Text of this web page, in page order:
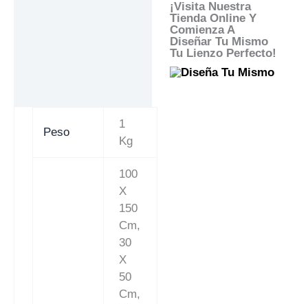
¡Visita Nuestra
Tienda Online Y
Comienza A
Diseñar Tu Mismo
Tu Lienzo Perfecto!
Peso
1
Kg
100
X
150
Cm,
30
X
50
Cm,